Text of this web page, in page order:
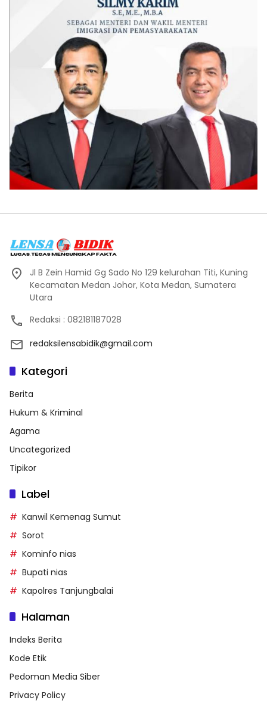
Jl B Zein Hamid Gg Sado No 129 kelurahan Titi, Kuning
Kecamatan Medan Johor, Kota Medan, Sumatera
Utara
Redaksi : 082181187028
redaksilensabidik@gmail.com
Kategori
Berita
Hukum & Kriminal
Agama
Uncategorized
Tipikor
Label
Kanwil Kemenag Sumut
Sorot
Kominfo nias
Bupati nias
Kapolres Tanjungbalai
Halaman
Indeks Berita
Kode Etik
Pedoman Media Siber
Privacy Policy